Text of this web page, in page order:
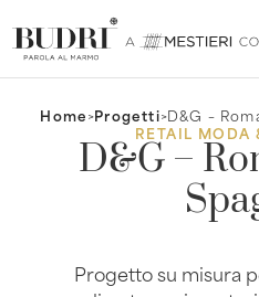
Home>Progetti>D&G –
RETAIL MODA
D&G –
Progetto su misura